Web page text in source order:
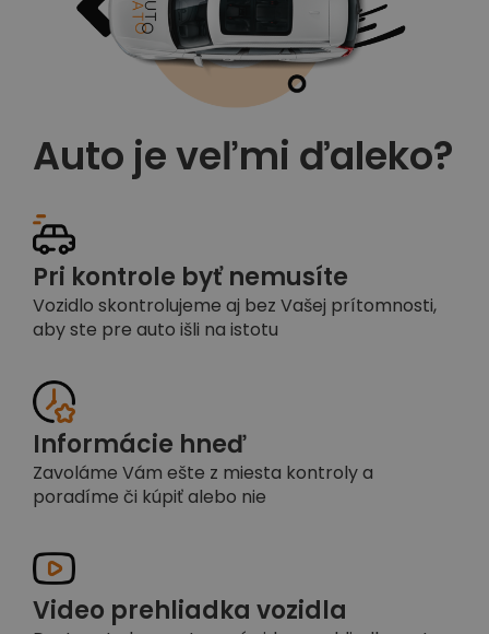
Auto je veľmi ďaleko?
Pri kontrole byť nemusíte
Vozidlo skontrolujeme aj bez Vašej prítomnosti,
aby ste pre auto išli na istotu
Informácie hneď
Zavoláme Vám ešte z miesta kontroly a
poradíme či kúpiť alebo nie
Video prehliadka vozidla